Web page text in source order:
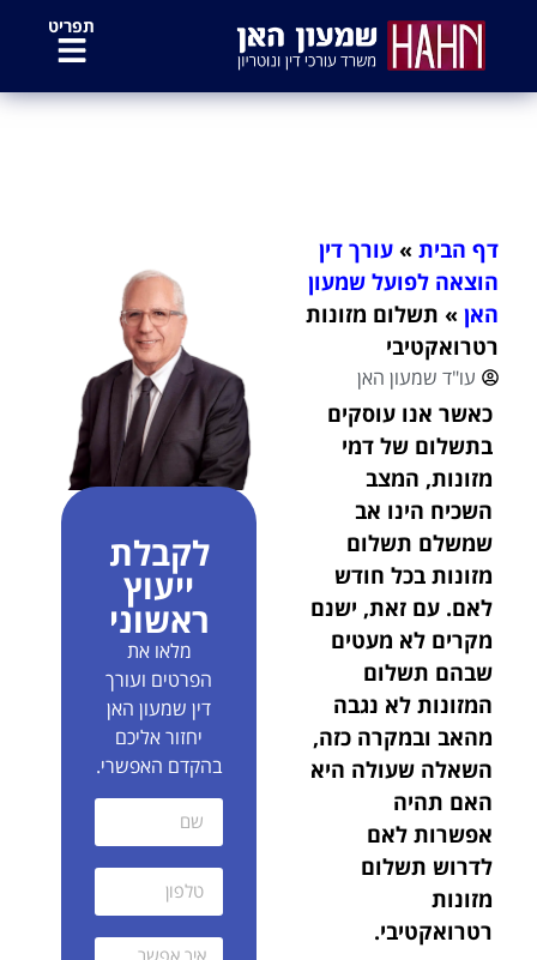
תפריט
דף הבית »עורך דין
הוצאה לפועל שמעון
האן » תשלום מזונות
רטרואקטיבי
עו"ד שמעון האן
כאשר אנו עוסקים
בתשלום של דמי
מזונות, המצב
השכיח הינו אב
שמשלם תשלום
מזונות בכל חודש
לאם. עם זאת, ישנם
מקרים לא מעטים
שבהם תשלום
המזונות לא נגבה
מהאב ובמקרה כזה,
השאלה שעולה היא
האם תהיה
אפשרות לאם
לדרוש תשלום
מזונות
רטרואקטיבי.
לקבלת
ייעוץ
ראשוני
מלאו את
הפרטים ועורך
דין שמעון האן
יחזור אליכם
בהקדם האפשרי.